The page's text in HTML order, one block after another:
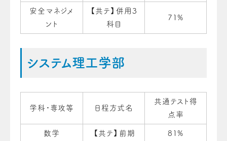
安全マネジメ
ント
【共テ】併用３
科目
71%
システム理工学部
学科・専攻等 日程方式名
共通テスト得
点率
数学 【共テ】前期 81%